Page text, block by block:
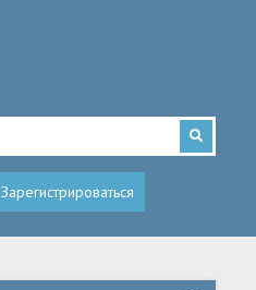
Зарегистрироваться